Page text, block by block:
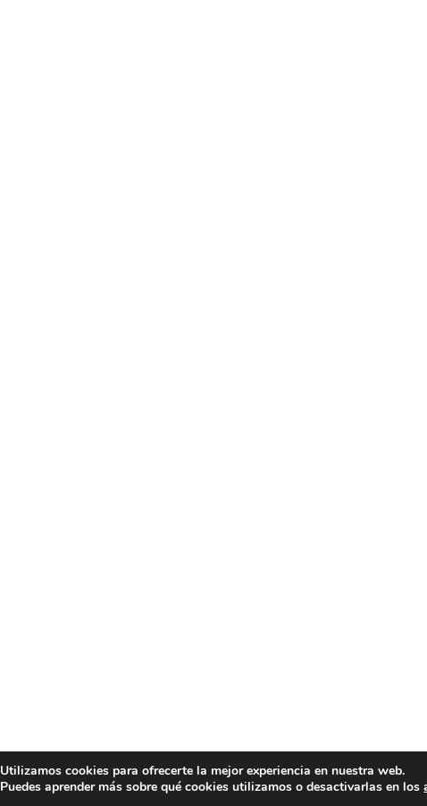
Utilizamos cookies para ofrecerte la mejor experiencia en nuestra web.
Puedes aprender más sobre qué cookies utilizamos o desactivarlas en los